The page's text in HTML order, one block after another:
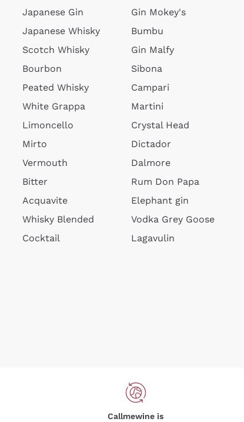
Japanese Gin
Japanese Whisky
Scotch Whisky
Bourbon
Peated Whisky
White Grappa
Limoncello
Mirto
Vermouth
Bitter
Acquavite
Whisky Blended
Cocktail
Gin Mokey's
Bumbu
Gin Malfy
Sibona
Campari
Martini
Crystal Head
Dictador
Dalmore
Rum Don Papa
Elephant gin
Vodka Grey Goose
Lagavulin
Callmewine is